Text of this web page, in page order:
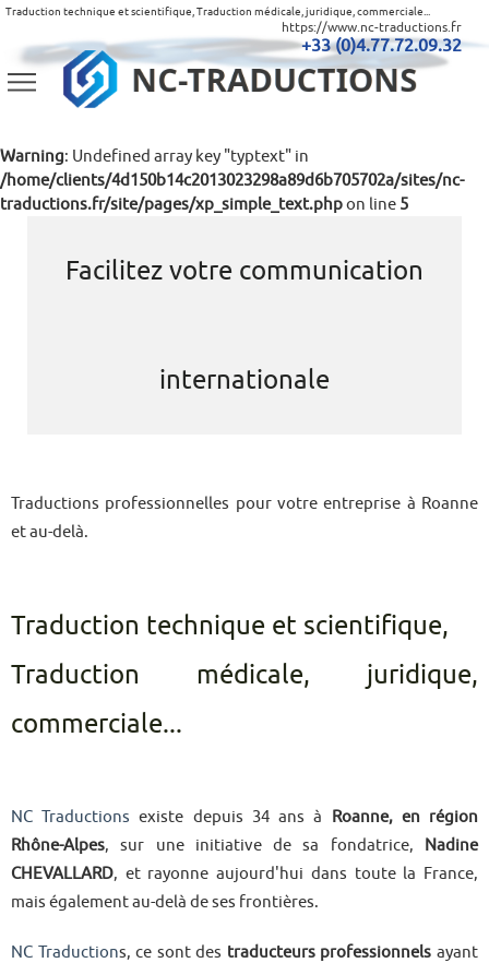
Traduction technique et scientifique, Traduction médicale, juridique, commerciale...
https://www.nc-traductions.fr
+33 (0)4.77.72.09.32
Warning: Undefined array key "typtext" in
/home/clients/4d150b14c2013023298a89d6b705702a/sites/nc-
traductions.fr/site/pages/xp_simple_text.phpon line 5
Facilitez votre communication
internationale
Traductions professionnelles pour votre entreprise à Roanne
et au-delà.
Traduction technique et scientifique,
Traduction médicale, juridique,
commerciale...
NC Traductions existe depuis 34 ans à Roanne, en région
Rhône-Alpes, sur une initiative de sa fondatrice, Nadine
CHEVALLARD, et rayonne aujourd'hui dans toute la France,
mais également au-delà de ses frontières.
NC Traductions, ce sont des traducteurs professionnels ayant